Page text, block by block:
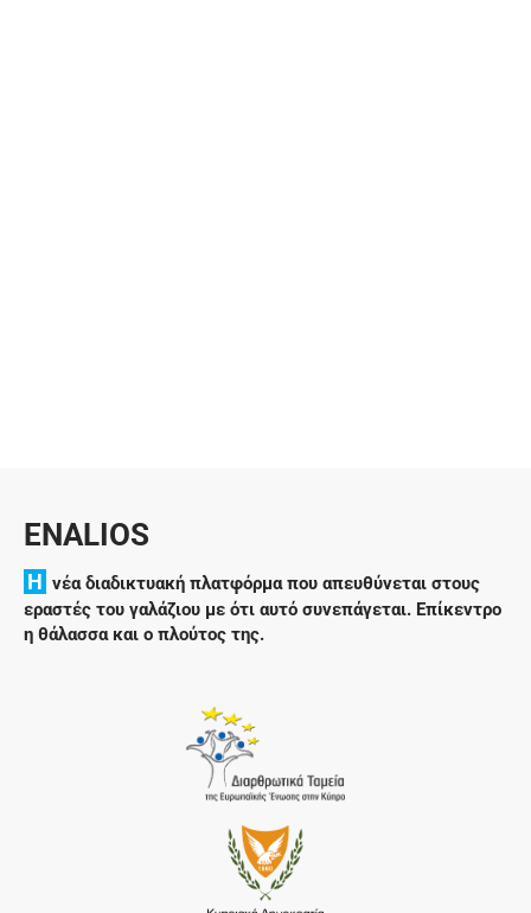
ENALIOS
H νέα διαδικτυακή πλατφόρμα που απευθύνεται στους
εραστές του γαλάζιου με ότι αυτό συνεπάγεται. Επίκεντρο
η θάλασσα και ο πλούτος της.